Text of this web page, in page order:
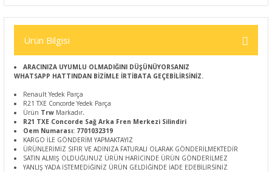
Ürün Bilgisi
ARACINIZA UYUMLU OLMADIĞINI DÜŞÜNÜYORSANIZ
WHATSAPP HATTINDAN BİZİMLE İRTİBATA GEÇEBİLİRSİNİZ.
Renault Yedek Parça
R21 TXE Concorde Yedek Parça
Ürün Trw Markadır.
R21 TXE Concorde Sağ Arka Fren Merkezi Silindiri
Oem Numarası: 7701032319
KARGO İLE GÖNDERİM YAPMAKTAYIZ
ÜRÜNLERİMİZ SIFIR VE ADINIZA FATURALI OLARAK GÖNDERİLMEKTEDİR
SATIN ALMIŞ OLDUĞUNUZ ÜRÜN HARİCİNDE ÜRÜN GÖNDERİLMEZ
YANLIŞ YADA İSTEMEDİĞİNİZ ÜRÜN GELDİĞİNDE İADE EDEBİLİRSİNİZ